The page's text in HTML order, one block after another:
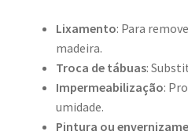
Lixamento: Para
madeira.
Troca de tábuas:
Impermeabilização:
umidade.
Pintura ou